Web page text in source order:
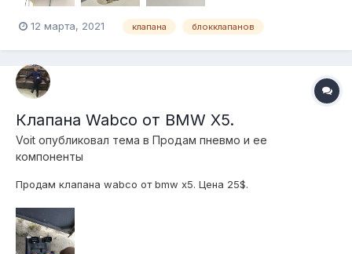
12 марта, 2021 клапана блокклапанов
Клапана Wabco от BMW Х5.
Voit опубликовал тема в Продам пневмо и ее
компоненты
Продам клапана wabco от bmw x5. Цена 25$.